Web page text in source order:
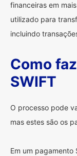
financeiras em
utilizado para
incluindo
Como
SWIFT
O processo pode
mas estes são os
Em um pagamento